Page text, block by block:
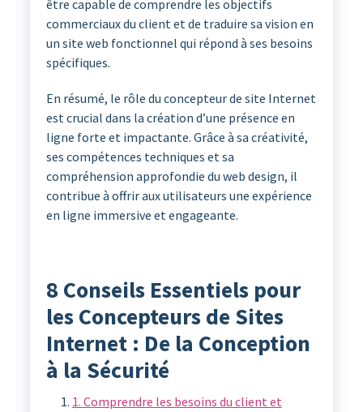
être capable de comprendre les objectifs
commerciaux du client et de traduire sa vision en
un site web fonctionnel qui répond à ses besoins
spécifiques.
En résumé, le rôle du concepteur de site Internet
est crucial dans la création d’une présence en
ligne forte et impactante. Grâce à sa créativité,
ses compétences techniques et sa
compréhension approfondie du web design, il
contribue à offrir aux utilisateurs une expérience
en ligne immersive et engageante.
8 Conseils Essentiels pour
les Concepteurs de Sites
Internet : De la Conception
à la Sécurité
1. Comprendre les besoins du client et